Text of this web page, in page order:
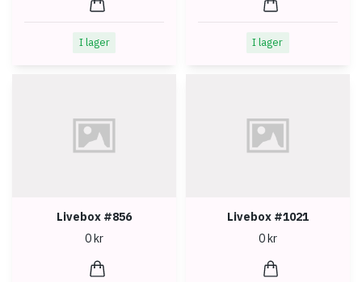
I lager I lager
Livebox #856
0 kr
Livebox #1021
0 kr